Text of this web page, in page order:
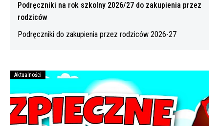
Podręczniki na rok szkolny 2026/27 do zakupienia przez
rodziców
Podręczniki do zakupienia przez rodziców 2026-27
Bezpiecznych
wakacji
Aktualności